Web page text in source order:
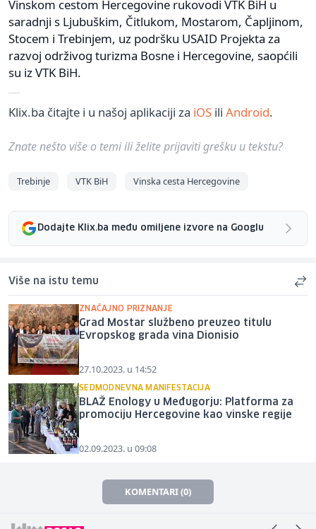
Vinskom cestom Hercegovine rukovodi VTK BiH u
saradnji s Ljubuškim, Čitlukom, Mostarom, Čapljinom,
Stocem i Trebinjem, uz podršku USAID Projekta za
razvoj održivog turizma Bosne i Hercegovine, saopćili
su iz VTK BiH.
Klix.ba čitajte i u našoj aplikaciji za iOS ili Android.
Znate nešto više o temi ili želite prijaviti grešku u tekstu?
Trebinje VTK BiH Vinska cesta Hercegovine
Dodajte Klix.ba među omiljene izvore na Googlu
Više na istu temu
ZNAČAJNO PRIZNANJE
Grad Mostar službeno preuzeo titulu
Evropskog grada vina Dionisio
27.10.2023. u 14:52
SEDMODNEVNA MANIFESTACIJA
BLAŽ Enology u Međugorju: Platforma za
promociju Hercegovine kao vinske regije
02.09.2023. u 09:08
KOMENTARI (0)